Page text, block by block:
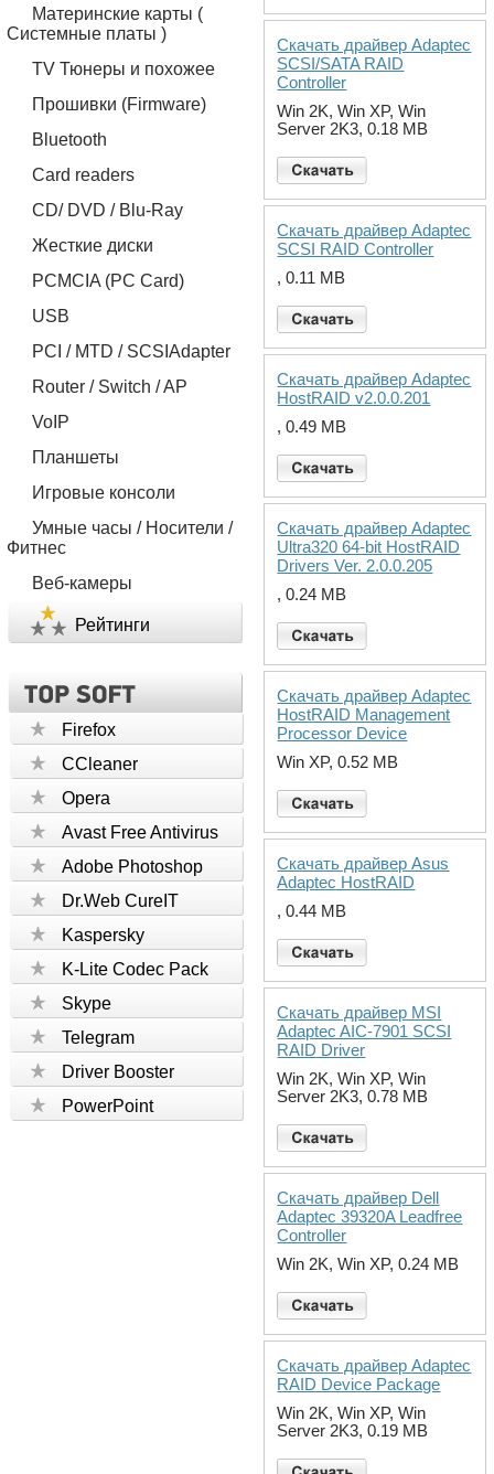
Материнские карты (
Системные платы )
TV Тюнеры и похожее
Прошивки (Firmware)
Bluetooth
Card readers
CD/ DVD / Blu-Ray
Жесткие диски
PCMCIA (PC Card)
USB
PCI / MTD / SCSIAdapter
Router / Switch / AP
VoIP
Планшеты
Игровые консоли
Умные часы / Носители /
Фитнес
Веб-камеры
Рейтинги
Firefox
CCleaner
Opera
Avast Free Antivirus
Adobe Photoshop
Dr.Web CureIT
Kaspersky
K-Lite Codec Pack
Skype
Telegram
Driver Booster
PowerPoint
Скачать драйвер Adaptec
SCSI/SATA RAID
Controller
Win 2K, Win XP, Win
Server 2K3, 0.18 MB
Скачать драйвер Adaptec
SCSI RAID Controller
, 0.11 MB
Скачать драйвер Adaptec
HostRAID v2.0.0.201
, 0.49 MB
Скачать драйвер Adaptec
Ultra320 64-bit HostRAID
Drivers Ver. 2.0.0.205
, 0.24 MB
Скачать драйвер Adaptec
HostRAID Management
Processor Device
Win XP, 0.52 MB
Скачать драйвер Asus
Adaptec HostRAID
, 0.44 MB
Скачать драйвер MSI
Adaptec AIC-7901 SCSI
RAID Driver
Win 2K, Win XP, Win
Server 2K3, 0.78 MB
Скачать драйвер Dell
Adaptec 39320A Leadfree
Controller
Win 2K, Win XP, 0.24 MB
Скачать драйвер Adaptec
RAID Device Package
Win 2K, Win XP, Win
Server 2K3, 0.19 MB